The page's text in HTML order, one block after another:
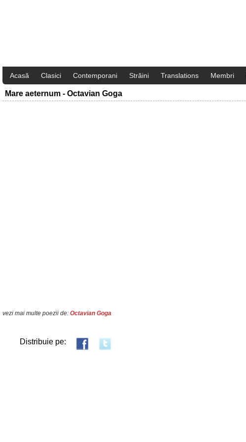
Acasă Clasici Contemporani Străini Translations Membri
Mare aeternum - Octavian Goga
vezi mai multe poezii de: Octavian Goga
Distribuie pe: